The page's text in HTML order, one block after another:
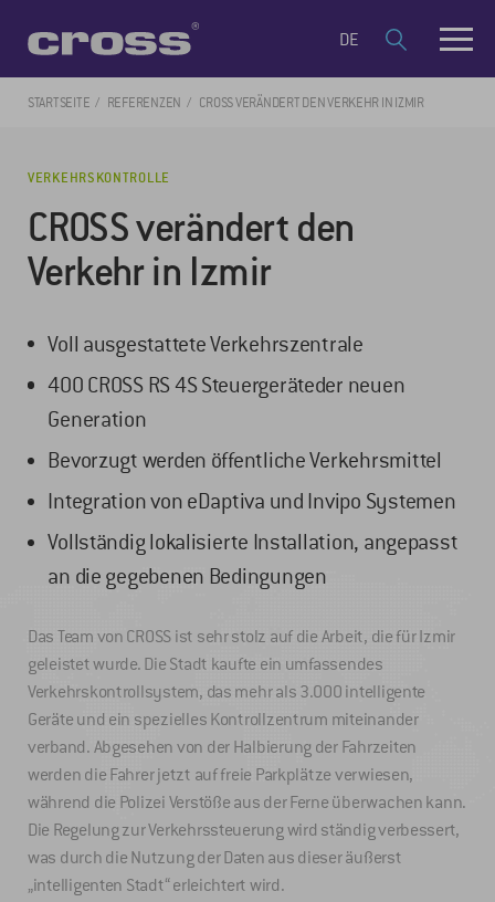
DE
STARTSEITE REFERENZEN CROSS VERÄNDERT DEN VERKEHR IN IZMIR
VERKEHRSKONTROLLE
CROSS verändert den
Verkehr in Izmir
Voll ausgestattete Verkehrszentrale
400 CROSS RS 4S Steuergeräteder neuen
Generation
Bevorzugt werden öffentliche Verkehrsmittel
Integration von eDaptiva und Invipo Systemen
Vollständig lokalisierte Installation, angepasst
an die gegebenen Bedingungen
Das Team von CROSS ist sehr stolz auf die Arbeit, die für Izmir
geleistet wurde. Die Stadt kaufte ein umfassendes
Verkehrskontrollsystem, das mehr als 3.000 intelligente
Geräte und ein spezielles Kontrollzentrum miteinander
verband. Abgesehen von der Halbierung der Fahrzeiten
werden die Fahrer jetzt auf freie Parkplätze verwiesen,
während die Polizei Verstöße aus der Ferne überwachen kann.
Die Regelung zur Verkehrssteuerung wird ständig verbessert,
was durch die Nutzung der Daten aus dieser äußerst
„intelligenten Stadt“ erleichtert wird.